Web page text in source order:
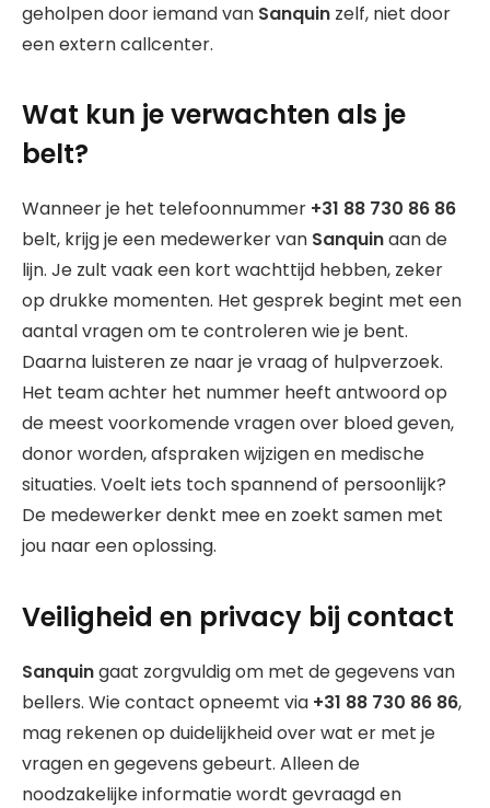
geholpen door iemand van Sanquin zelf, niet door
een extern callcenter.
Wat kun je verwachten als je
belt?
Wanneer je het telefoonnummer +31 88 730 86 86
belt, krijg je een medewerker van Sanquinaan de
lijn. Je zult vaak een kort wachttijd hebben, zeker
op drukke momenten. Het gesprek begint met een
aantal vragen om te controleren wie je bent.
Daarna luisteren ze naar je vraag of hulpverzoek.
Het team achter het nummer heeft antwoord op
de meest voorkomende vragen over bloed geven,
donor worden, afspraken wijzigen en medische
situaties. Voelt iets toch spannend of persoonlijk?
De medewerker denkt mee en zoekt samen met
jou naar een oplossing.
Veiligheid en privacy bij contact
Sanquingaat zorgvuldig om met de gegevens van
bellers. Wie contact opneemt via +31 88 730 86 86,
mag rekenen op duidelijkheid over wat er met je
vragen en gegevens gebeurt. Alleen de
noodzakelijke informatie wordt gevraagd en